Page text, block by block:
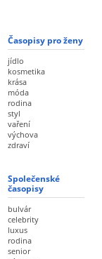
Časopisy pro ženy
jídlo
kosmetika
krása
móda
rodina
styl
vaření
výchova
zdraví
Společenské
časopisy
bulvár
celebrity
luxus
rodina
senior